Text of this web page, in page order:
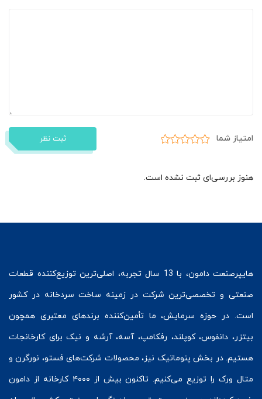
امتیاز شما ثبت نظر
هنوز بررسی‌ای ثبت نشده است.
هایپرصنعت
دامون، با 13 سال تجربه، اصلی‌ترین توزیع‌کننده قطعات
صنعتی و تخصصی‌ترین شرکت در زمینه ساخت سردخانه در کشور
است. در حوزه سرمایش، ما تأمین‌کننده برندهای معتبری همچون
بیتزر، دانفوس،کوپلند، رفکامپ، آسه، آرشه و نیک برای کارخانجات
هستیم. در بخش پنوماتیک نیز، محصولات شرکت‌های فستو، نورگرن و
متال ورک
را توزیع می‌کنیم. تاکنون بیش از ۴۰۰۰ کارخانه از دامون